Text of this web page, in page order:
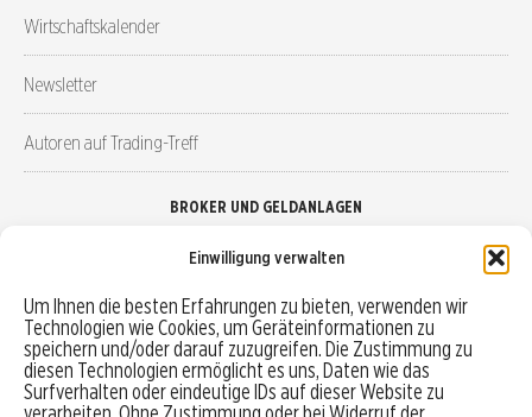
Einwilligung verwalten
Um Ihnen die besten Erfahrungen zu bieten, verwenden wir
Technologien wie Cookies, um Geräteinformationen zu
speichern und/oder darauf zuzugreifen. Die Zustimmung zu
diesen Technologien ermöglicht es uns, Daten wie das
Surfverhalten oder eindeutige IDs auf dieser Website zu
Wirtschaftskalender
Newsletter
Autoren auf Trading-Treff
BROKER UND GELDANLAGEN
Robo-Advisor vergleichen
Depotvergleich